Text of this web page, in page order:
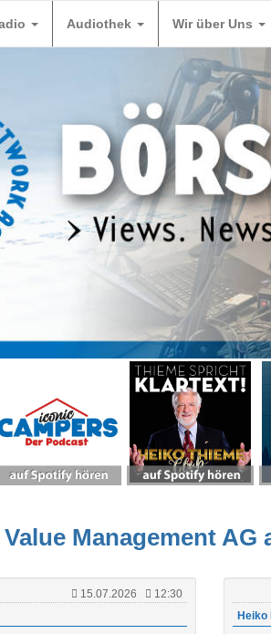
Audiothek Wir über Uns
Management AG
15.07.2026
12:30
Heiko